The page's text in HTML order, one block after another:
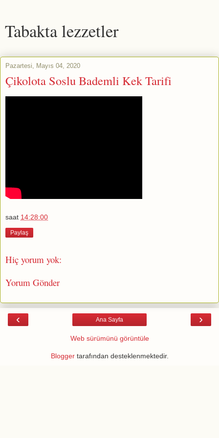
Tabakta lezzetler
Pazartesi, Mayıs 04, 2020
Çikolota Soslu Bademli Kek Tarifi
saat 14:28:00
Paylaş
Hiç yorum yok:
Yorum Gönder
‹ ›
Ana Sayfa
Web sürümünü görüntüle
Bloggertarafından desteklenmektedir.